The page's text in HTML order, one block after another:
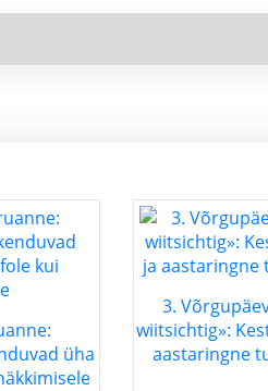
üha
3.
wiitsichtig»:
aastaringne